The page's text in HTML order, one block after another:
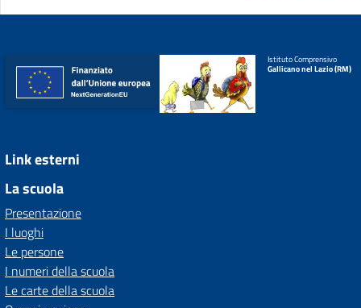
Istituto Comprensivo
Gallicano nel Lazio (RM)
Link esterni
La scuola
Presentazione
I luoghi
Le persone
I numeri della scuola
Le carte della scuola